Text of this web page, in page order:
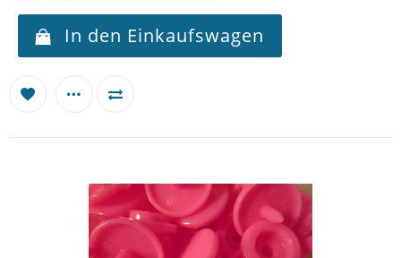
In den Einkaufswagen